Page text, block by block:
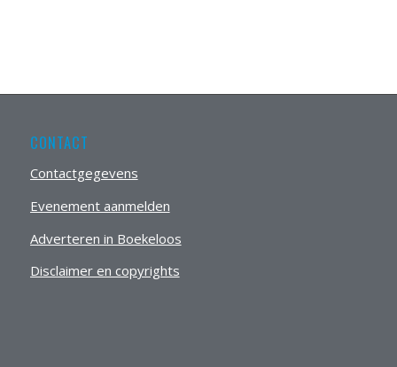
CONTACT
Contactgegevens
Evenement aanmelden
Adverteren in Boekeloos
Disclaimer en copyrights